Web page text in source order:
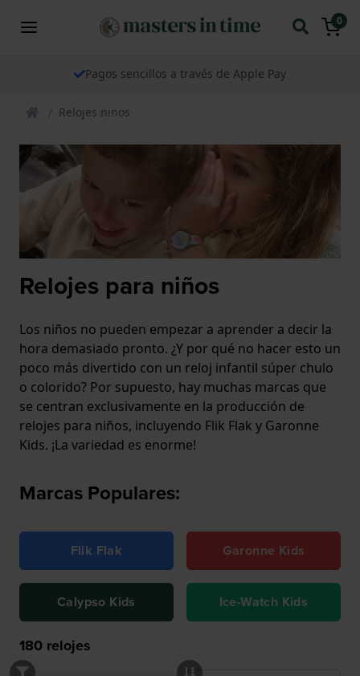
0
Pagos sencillos a través de Apple Pay
Relojes ninos
Relojes para niños
Los niños no pueden empezar a aprender a decir la
hora demasiado pronto. ¿Y por qué no hacer esto un
poco más divertido con un reloj infantil súper chulo
o colorido? Por supuesto, hay muchas marcas que
se centran exclusivamente en la producción de
relojes para niños, incluyendo Flik Flak y Garonne
Kids. ¡La variedad es enorme!
Marcas Populares:
Flik Flak Garonne Kids
Calypso Kids Ice-Watch Kids
180 relojes